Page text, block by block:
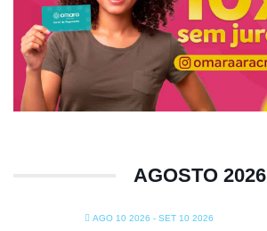
AGOSTO 2026
AGO 10 2026 - SET 10 2026